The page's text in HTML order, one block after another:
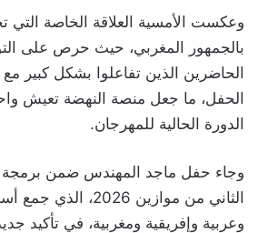
وعكست الأمسية العلاقة الخاصة التي
بالجمهور المغربي، حيث حرص على
الحاضرين الذين تفاعلوا بشكل كبير
الحفل، ما جعل منصة النهضة تعيش
الدورة الحالية للمهرجان.
وجاء حفل ماجد المهندس ضمن برمجة
الثاني من موازين 2026،
وعربية وإفريقية ومغربية، في تأكيد